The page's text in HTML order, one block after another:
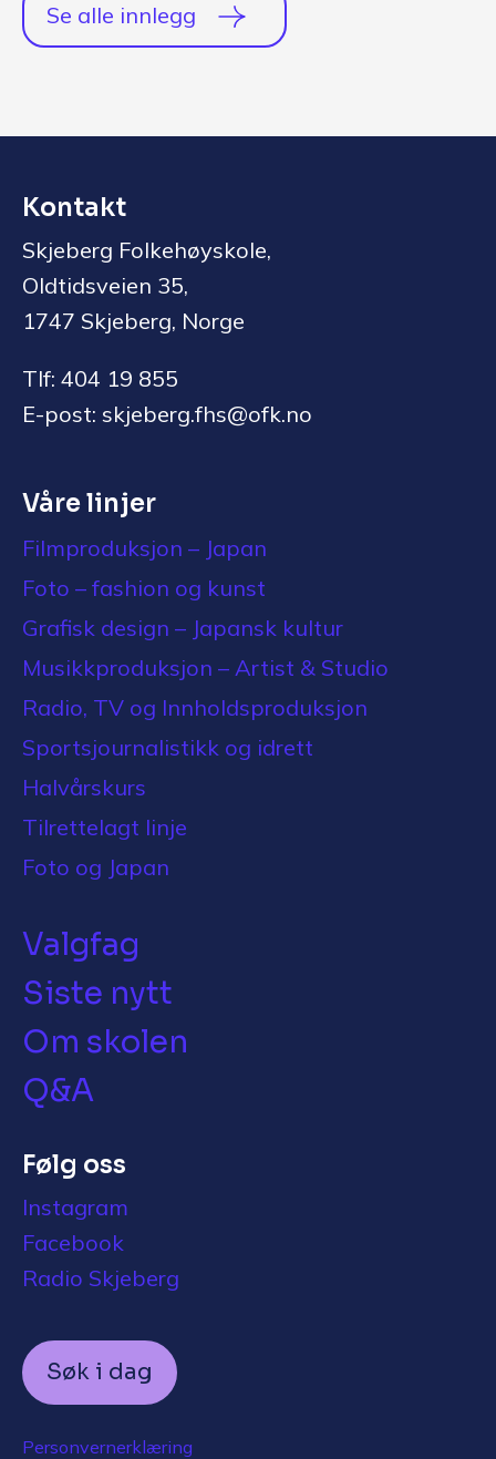
Se alle innlegg
Kontakt
Skjeberg Folkehøyskole,
Oldtidsveien 35,
1747 Skjeberg, Norge
Tlf: 404 19 855
E-post: skjeberg.fhs@ofk.no
Våre linjer
Filmproduksjon – Japan
Foto – fashion og kunst
Grafisk design – Japansk kultur
Musikkproduksjon – Artist & Studio
Radio, TV og Innholdsproduksjon
Sportsjournalistikk og idrett
Halvårskurs
Tilrettelagt linje
Foto og Japan
Valgfag
Siste nytt
Om skolen
Q&A
Følg oss
Instagram
Facebook
Radio Skjeberg
Søk i dag
Personvernerklæring